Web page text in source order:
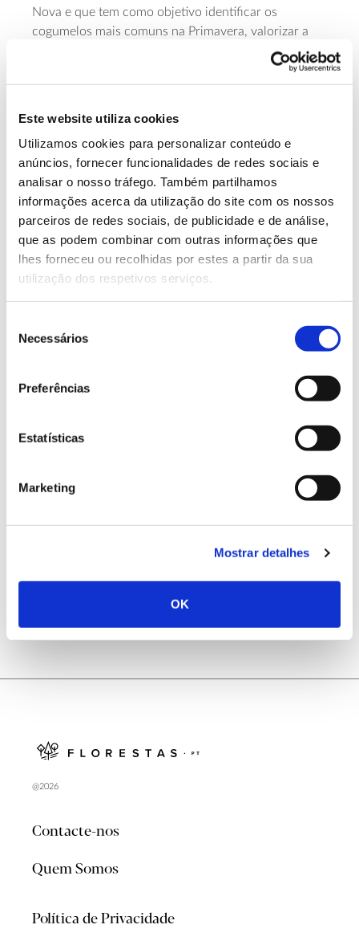
Este website utiliza cookies
Utilizamos cookies para personalizar conteúdo e
anúncios, fornecer funcionalidades de redes sociais e
analisar o nosso tráfego. Também partilhamos
informações acerca da utilização do site com os nossos
parceiros de redes sociais, de publicidade e de análise,
que as podem combinar com outras informações que
lhes forneceu ou recolhidas por estes a partir da sua
utilização dos respetivos serviços.
Necessários
Preferências
Estatísticas
Marketing
Mostrar detalhes
OK
Nova e que tem como objetivo identificar os
cogumelos mais comuns na Primavera, valorizar a
importância da micologia e do potencial ecológico
dos cogumelos, bem como promover as boas
práticas na colheita dos cogumelos. Esta atividade
ser feitaaqui.
Saiba mais sobre esta iniciativa
13.07.2026
Genoma do priolo e de outras espécies em risco:
conhecer para conservar
Registar galhas de Trichi em acácia-das-espigas:
25.06.2026
Natureza e florestas procuram jovens voluntários
@2026
Contacte-nos
Quem Somos
Política de Privacidade